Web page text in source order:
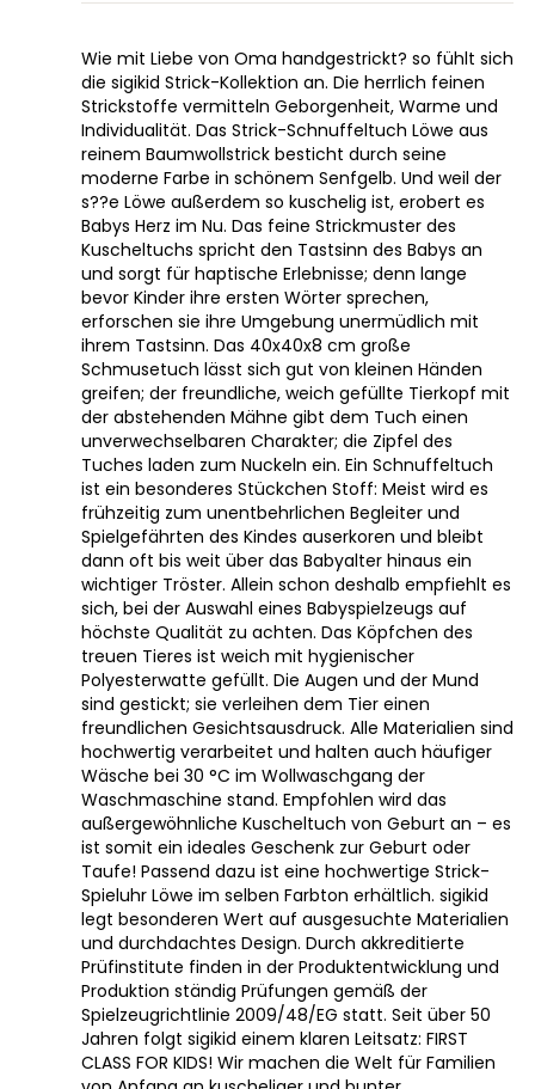
Wie mit Liebe von Oma handgestrickt? so fühlt sich
die sigikid Strick-Kollektion an. Die herrlich feinen
Strickstoffe vermitteln Geborgenheit, Warme und
Individualität. Das Strick-Schnuffeltuch Löwe aus
reinem Baumwollstrick besticht durch seine
moderne Farbe in schönem Senfgelb. Und weil der
s??e Löwe außerdem so kuschelig ist, erobert es
Babys Herz im Nu. Das feine Strickmuster des
Kuscheltuchs spricht den Tastsinn des Babys an
und sorgt für haptische Erlebnisse; denn lange
bevor Kinder ihre ersten Wörter sprechen,
erforschen sie ihre Umgebung unermüdlich mit
ihrem Tastsinn. Das 40x40x8 cm große
Schmusetuch lässt sich gut von kleinen Händen
greifen; der freundliche, weich gefüllte Tierkopf mit
der abstehenden Mähne gibt dem Tuch einen
unverwechselbaren Charakter; die Zipfel des
Tuches laden zum Nuckeln ein. Ein Schnuffeltuch
ist ein besonderes Stückchen Stoff: Meist wird es
frühzeitig zum unentbehrlichen Begleiter und
Spielgefährten des Kindes auserkoren und bleibt
dann oft bis weit über das Babyalter hinaus ein
wichtiger Tröster. Allein schon deshalb empfiehlt es
sich, bei der Auswahl eines Babyspielzeugs auf
höchste Qualität zu achten. Das Köpfchen des
treuen Tieres ist weich mit hygienischer
Polyesterwatte gefüllt. Die Augen und der Mund
sind gestickt; sie verleihen dem Tier einen
freundlichen Gesichtsausdruck. Alle Materialien sind
hochwertig verarbeitet und halten auch häufiger
Wäsche bei 30 °C im Wollwaschgang der
Waschmaschine stand. Empfohlen wird das
außergewöhnliche Kuscheltuch von Geburt an – es
ist somit ein ideales Geschenk zur Geburt oder
Taufe! Passend dazu ist eine hochwertige Strick-
Spieluhr Löwe im selben Farbton erhältlich. sigikid
legt besonderen Wert auf ausgesuchte Materialien
und durchdachtes Design. Durch akkreditierte
Prüfinstitute finden in der Produktentwicklung und
Produktion ständig Prüfungen gemäß der
Spielzeugrichtlinie 2009/48/EG statt. Seit über 50
Jahren folgt sigikid einem klaren Leitsatz: FIRST
CLASS FOR KIDS! Wir machen die Welt für Familien